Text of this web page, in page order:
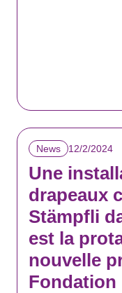
News 12/2/2024
Une
drapeaux
Stämpfli
est la
nouvelle
Fondation